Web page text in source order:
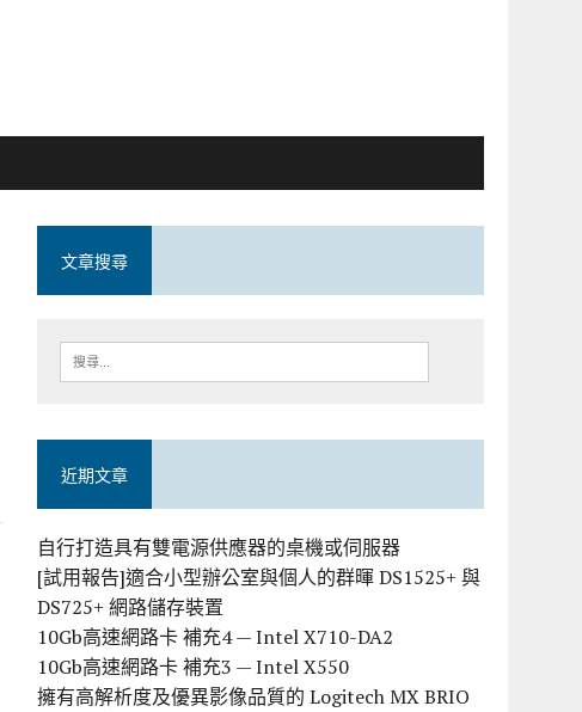
文章搜尋
近期文章
自行打造具有雙電源供應器的桌機或伺服器
[試用報告]適合小型辦公室與個人的群暉 DS1525+ 與
DS725+ 網路儲存裝置
10Gb高速網路卡 補充4 — Intel X710-DA2
10Gb高速網路卡 補充3 — Intel X550
擁有高解析度及優異影像品質的 Logitech MX BRIO